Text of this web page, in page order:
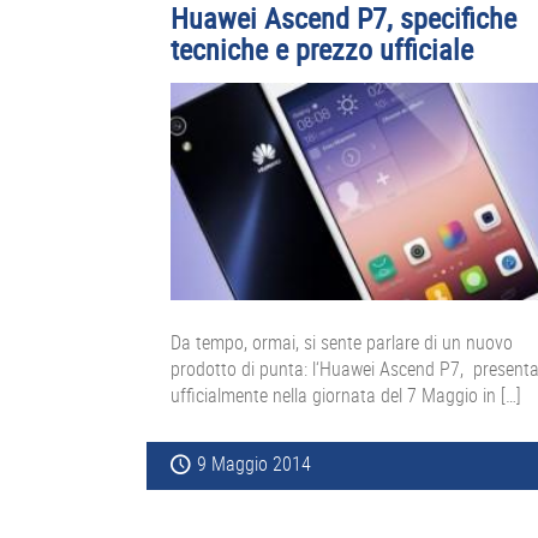
Huawei Ascend P7, specifiche
tecniche e prezzo ufficiale
Da tempo, ormai, si sente parlare di un nuovo
prodotto di punta: l‘Huawei Ascend P7,
ufficialmente nella giornata del 7 Maggio in […]
9 Maggio 2014